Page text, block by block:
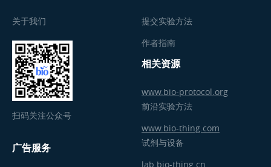
关于我们
扫码关注公众号
广告服务
提交实验方法
作者指南
相关资源
www.bio-protocol.org
前沿实验方法
www.bio-thing.com
试剂与设备
lab.bio-thing.cn